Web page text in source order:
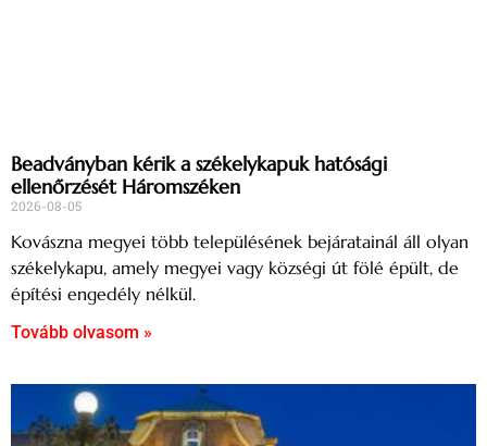
Beadványban kérik a székelykapuk hatósági
ellenőrzését Háromszéken
2026-08-05
Kovászna megyei több településének bejáratainál áll olyan
székelykapu, amely megyei vagy községi út fölé épült, de
építési engedély nélkül.
Tovább olvasom »